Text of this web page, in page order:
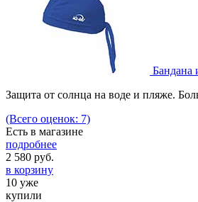
Бандана
Защита от солнца на воде и пляже.
(Всего оценок: 7)
Есть в магазине
подробнее
2 580 руб.
в корзину
10 уже
купили